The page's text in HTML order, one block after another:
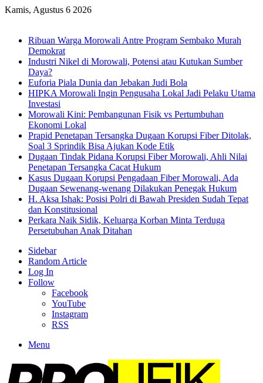
Kamis, Agustus 6 2026
Ribuan Warga Morowali Antre Program Sembako Murah
Demokrat
Industri Nikel di Morowali, Potensi atau Kutukan Sumber
Daya?
Euforia Piala Dunia dan Jebakan Judi Bola
HIPKA Morowali Ingin Pengusaha Lokal Jadi Pelaku Utama
Investasi
Morowali Kini: Pembangunan Fisik vs Pertumbuhan
Ekonomi Lokal
Prapid Penetapan Tersangka Dugaan Korupsi Fiber Ditolak,
Soal 3 Sprindik Bisa Ajukan Kode Etik
Dugaan Tindak Pidana Korupsi Fiber Morowali, Ahli Nilai
Penetapan Tersangka Cacat Hukum
Kasus Dugaan Korupsi Pengadaan Fiber Morowali, Ada
Dugaan Sewenang-wenang Dilakukan Penegak Hukum
H. Aksa Ishak: Posisi Polri di Bawah Presiden Sudah Tepat
dan Konstitusional
Perkara Naik Sidik, Keluarga Korban Minta Terduga
Persetubuhan Anak Ditahan
Sidebar
Random Article
Log In
Follow
Facebook
YouTube
Instagram
RSS
Menu